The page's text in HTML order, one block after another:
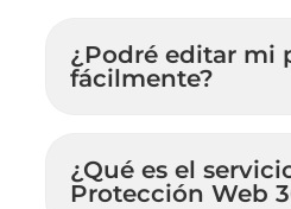
¿Podré editar mi
fácilmente?
¿Qué es el
Protección Web